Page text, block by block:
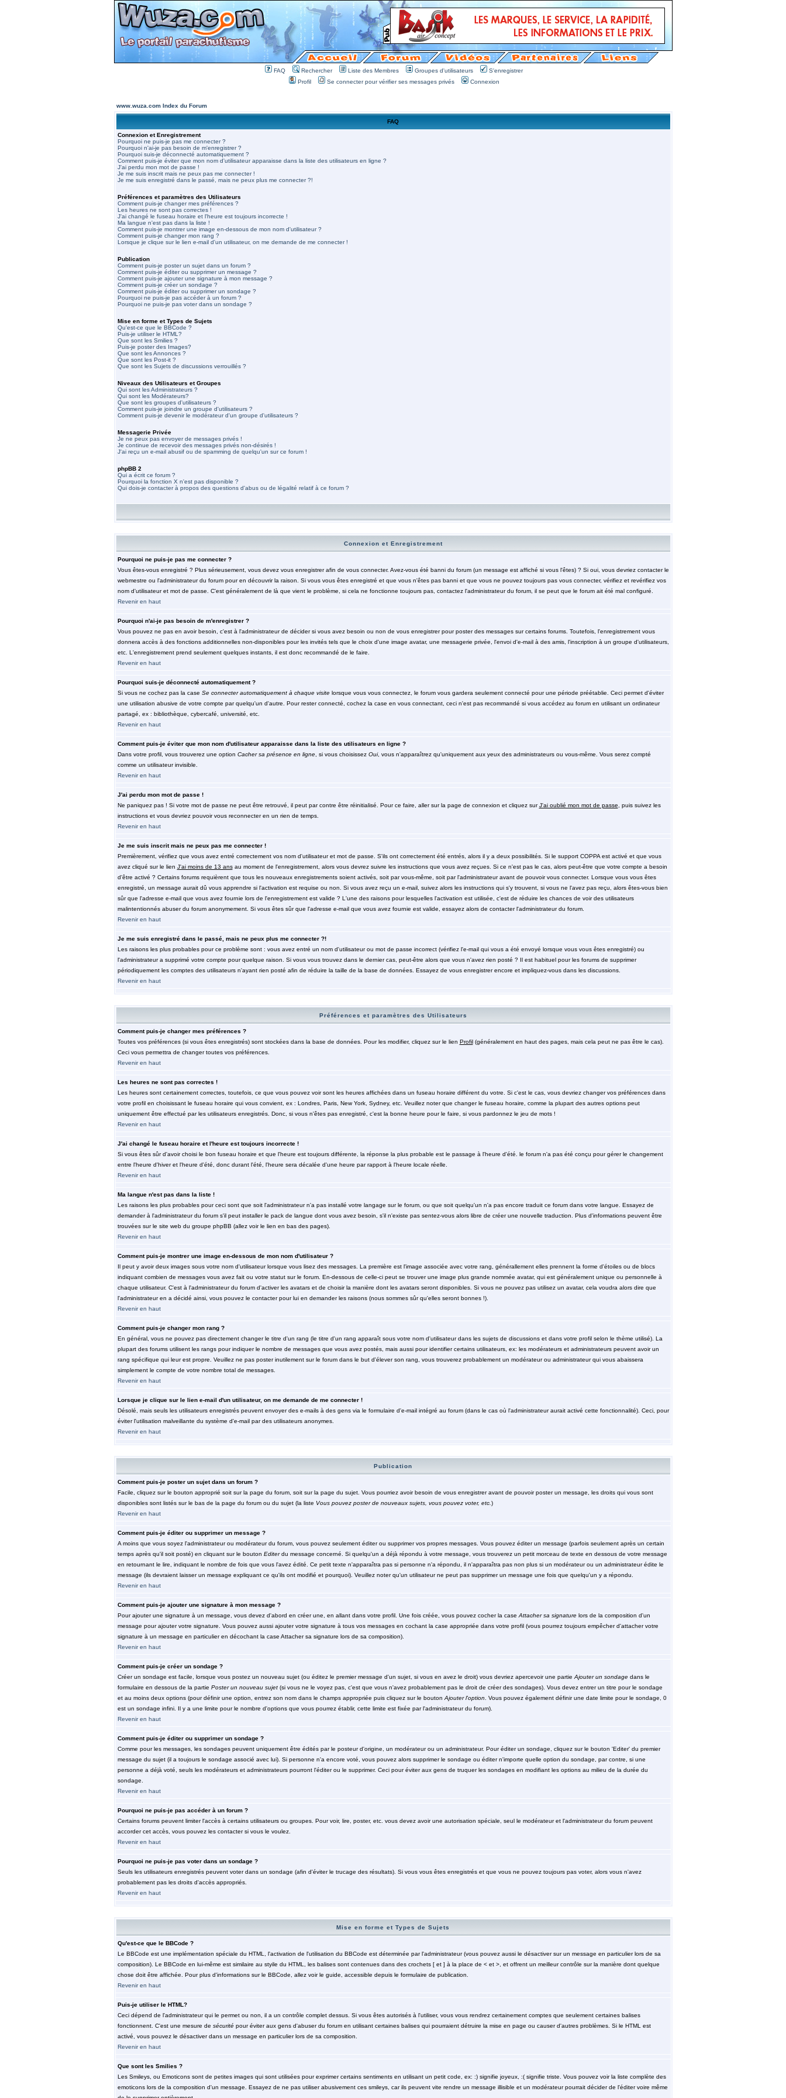
FAQ Rechercher Liste des Membres Groupes d'utilisateurs
S'enregistrer
Profil
Se connecter pour vérifier ses messages privés Connexion
www.wuza.com Index du Forum
FAQ
Connexion et Enregistrement
Pourquoi ne puis-je pas me connecter ?
Pourquoi n'ai-je pas besoin de m'enregistrer ?
Pourquoi suis-je déconnecté automatiquement ?
Comment puis-je éviter que mon nom d'utilisateur apparaisse dans la liste des utilisateurs en ligne ?
J'ai perdu mon mot de passe !
Je me suis inscrit mais ne peux pas me connecter !
Je me suis enregistré dans le passé, mais ne peux plus me connecter ?!
Préférences et paramètres des Utilisateurs
Comment puis-je changer mes préférences ?
Les heures ne sont pas correctes !
J'ai changé le fuseau horaire et l'heure est toujours incorrecte !
Ma langue n'est pas dans la liste !
Comment puis-je montrer une image en-dessous de mon nom d'utilisateur ?
Comment puis-je changer mon rang ?
Lorsque je clique sur le lien e-mail d'un utilisateur, on me demande de me connecter !
Publication
Comment puis-je poster un sujet dans un forum ?
Comment puis-je éditer ou supprimer un message ?
Comment puis-je ajouter une signature à mon message ?
Comment puis-je créer un sondage ?
Comment puis-je éditer ou supprimer un sondage ?
Pourquoi ne puis-je pas accéder à un forum ?
Pourquoi ne puis-je pas voter dans un sondage ?
Mise en forme et Types de Sujets
Qu'est-ce que le BBCode ?
Puis-je utiliser le HTML?
Que sont les Smilies ?
Puis-je poster des Images?
Que sont les Annonces ?
Que sont les Post-it ?
Que sont les Sujets de discussions verrouillés ?
Niveaux des Utilisateurs et Groupes
Qui sont les Administrateurs ?
Qui sont les Modérateurs?
Que sont les groupes d'utilisateurs ?
Comment puis-je joindre un groupe d'utilisateurs ?
Comment puis-je devenir le modérateur d'un groupe d'utilisateurs ?
Messagerie Privée
Je ne peux pas envoyer de messages privés !
Je continue de recevoir des messages privés non-désirés !
J'ai reçu un e-mail abusif ou de spamming de quelqu'un sur ce forum !
phpBB 2
Qui a écrit ce forum ?
Pourquoi la fonction X n'est pas disponible ?
Qui dois-je contacter à propos des questions d'abus ou de légalité relatif à ce forum ?
Connexion et Enregistrement
Pourquoi ne puis-je pas me connecter ?
Vous êtes-vous enregistré ? Plus sérieusement, vous devez vous enregistrer afin de vous connecter. Avez-vous été banni du forum (un message est affiché si vous l'êtes) ? Si oui, vous devriez contacter le
webmestre ou l'administrateur du forum pour en découvrir la raison. Si vous vous êtes enregistré et que vous n'êtes pas banni et que vous ne pouvez toujours pas vous connecter, vérifiez et revérifiez vos
nom d'utilisateur et mot de passe. C'est généralement de là que vient le problème, si cela ne fonctionne toujours pas, contactez l'administrateur du forum, il se peut que le forum ait été mal configuré.
Revenir en haut
Pourquoi n'ai-je pas besoin de m'enregistrer ?
Vous pouvez ne pas en avoir besoin, c'est à l'administrateur de décider si vous avez besoin ou non de vous enregistrer pour poster des messages sur certains forums. Toutefois, l'enregistrement vous
donnera accès à des fonctions additionnelles non-disponibles pour les invités tels que le choix d'une image avatar, une messagerie privée, l'envoi d'e-mail à des amis, l'inscription à un groupe d'utilisateurs,
etc. L'enregistrement prend seulement quelques instants, il est donc recommandé de le faire.
Revenir en haut
Pourquoi suis-je déconnecté automatiquement ?
Si vous ne cochez pas la case Se connecter automatiquement à chaque visitelorsque vous vous connectez, le forum vous gardera seulement connecté pour une période préétablie. Ceci permet d'éviter
une utilisation abusive de votre compte par quelqu'un d'autre. Pour rester connecté, cochez la case en vous connectant, ceci n'est pas recommandé si vous accédez au forum en utilisant un ordinateur
partagé, ex : bibliothèque, cybercafé, université, etc.
Revenir en haut
Comment puis-je éviter que mon nom d'utilisateur apparaisse dans la liste des utilisateurs en ligne ?
Dans votre profil, vous trouverez une option Cacher sa présence en ligne, si vous choisissez Oui, vous n'apparaîtrez qu'uniquement aux yeux des administrateurs ou vous-même. Vous serez compté
comme un utilisateur invisible.
Revenir en haut
J'ai perdu mon mot de passe !
Ne paniquez pas ! Si votre mot de passe ne peut être retrouvé, il peut par contre être réinitialisé. Pour ce faire, aller sur la page de connexion et cliquez surJ'ai oublié mon mot de passe , puis suivez les
instructions et vous devriez pouvoir vous reconnecter en un rien de temps.
Revenir en haut
Je me suis inscrit mais ne peux pas me connecter !
Premièrement, vérifiez que vous avez entré correctement vos nom d'utilisateur et mot de passe. S'ils ont correctement été entrés, alors il y a deux possibilités. Si le support COPPA est activé et que vous
avez cliqué sur le lien J'ai moins de 13 ansau moment de l'enregistrement, alors vous devrez suivre les instructions que vous avez reçues. Si ce n'est pas le cas, alors peut-être que votre compte a besoin
d'être activé ? Certains forums requièrent que tous les nouveaux enregistrements soient activés, soit par vous-même, soit par l'administrateur avant de pouvoir vous connecter. Lorsque vous vous êtes
enregistré, un message aurait dû vous apprendre si l'activation est requise ou non. Si vous avez reçu un e-mail, suivez alors les instructions qui s'y trouvent, si vous ne l'avez pas reçu, alors êtes-vous bien
sûr que l'adresse e-mail que vous avez fournie lors de l'enregistrement est valide ? L'une des raisons pour lesquelles l'activation est utilisée, c'est de réduire les chances de voir des utilisateurs
malintentionnés abuser du forum anonymement. Si vous êtes sûr que l'adresse e-mail que vous avez fournie est valide, essayez alors de contacter l'administrateur du forum.
Revenir en haut
Je me suis enregistré dans le passé, mais ne peux plus me connecter ?!
Les raisons les plus probables pour ce problème sont : vous avez entré un nom d'utilisateur ou mot de passe incorrect (vérifiez l'e-mail qui vous a été envoyé lorsque vous vous êtes enregistré) ou
l'administrateur a supprimé votre compte pour quelque raison. Si vous vous trouvez dans le dernier cas, peut-être alors que vous n'avez rien posté ? Il est habituel pour les forums de supprimer
périodiquement les comptes des utilisateurs n'ayant rien posté afin de réduire la taille de la base de données. Essayez de vous enregistrer encore et impliquez-vous dans les discussions.
Revenir en haut
Préférences et paramètres des Utilisateurs
Comment puis-je changer mes préférences ?
Toutes vos préférences (si vous êtes enregistrés) sont stockées dans la base de données. Pour les modifier, cliquez sur le lien Profil(généralement en haut des pages, mais cela peut ne pas être le cas).
Ceci vous permettra de changer toutes vos préférences.
Revenir en haut
Les heures ne sont pas correctes !
Les heures sont certainement correctes, toutefois, ce que vous pouvez voir sont les heures affichées dans un fuseau horaire différent du votre. Si c'est le cas, vous devriez changer vos préférences dans
votre profil en choisissant le fuseau horaire qui vous convient, ex : Londres, Paris, New York, Sydney, etc. Veuillez noter que changer le fuseau horaire, comme la plupart des autres options peut
uniquement être effectué par les utilisateurs enregistrés. Donc, si vous n'êtes pas enregistré, c'est la bonne heure pour le faire, si vous pardonnez le jeu de mots !
Revenir en haut
J'ai changé le fuseau horaire et l'heure est toujours incorrecte !
Si vous êtes sûr d'avoir choisi le bon fuseau horaire et que l'heure est toujours différente, la réponse la plus probable est le passage à l'heure d'été. le forum n'a pas été conçu pour gérer le changement
entre l'heure d'hiver et l'heure d'été, donc durant l'été, l'heure sera décalée d'une heure par rapport à l'heure locale réelle.
Revenir en haut
Ma langue n'est pas dans la liste !
Les raisons les plus probables pour ceci sont que soit l'administrateur n'a pas installé votre langage sur le forum, ou que soit quelqu'un n'a pas encore traduit ce forum dans votre langue. Essayez de
demander à l'administrateur du forum s'il peut installer le pack de langue dont vous avez besoin, s'il n'existe pas sentez-vous alors libre de créer une nouvelle traduction. Plus d'informations peuvent être
trouvées sur le site web du groupe phpBB (allez voir le lien en bas des pages).
Revenir en haut
Comment puis-je montrer une image en-dessous de mon nom d'utilisateur ?
Il peut y avoir deux images sous votre nom d'utilisateur lorsque vous lisez des messages. La première est l'image associée avec votre rang, générallement elles prennent la forme d'étoiles ou de blocs
indiquant combien de messages vous avez fait ou votre statut sur le forum. En-dessous de celle-ci peut se trouver une image plus grande nommée avatar, qui est généralement unique ou personnelle à
chaque utilisateur. C'est à l'administrateur du forum d'activer les avatars et de choisir la manière dont les avatars seront disponibles. Si vous ne pouvez pas utilisez un avatar, cela voudra alors dire que
l'administrateur en a décidé ainsi, vous pouvez le contacter pour lui en demander les raisons (nous sommes sûr qu'elles seront bonnes !).
Revenir en haut
Comment puis-je changer mon rang ?
En général, vous ne pouvez pas directement changer le titre d'un rang (le titre d'un rang apparaît sous votre nom d'utilisateur dans les sujets de discussions et dans votre profil selon le thème utilisé). La
plupart des forums utilisent les rangs pour indiquer le nombre de messages que vous avez postés, mais aussi pour identifier certains utilisateurs, ex: les modérateurs et administrateurs peuvent avoir un
rang spécifique qui leur est propre. Veuillez ne pas poster inutilement sur le forum dans le but d'élever son rang, vous trouverez probablement un modérateur ou administrateur qui vous abaissera
simplement le compte de votre nombre total de messages.
Revenir en haut
Lorsque je clique sur le lien e-mail d'un utilisateur, on me demande de me connecter !
Désolé, mais seuls les utilisateurs enregistrés peuvent envoyer des e-mails à des gens via le formulaire d'e-mail intégré au forum (dans le cas où l'administrateur aurait activé cette fonctionnalité). Ceci, pour
éviter l'utilisation malveillante du système d'e-mail par des utilisateurs anonymes.
Revenir en haut
Publication
Comment puis-je poster un sujet dans un forum ?
Facile, cliquez sur le bouton approprié soit sur la page du forum, soit sur la page du sujet. Vous pourriez avoir besoin de vous enregistrer avant de pouvoir poster un message, les droits qui vous sont
disponibles sont listés sur le bas de la page du forum ou du sujet (la liste Vous pouvez poster de nouveaux sujets, vous pouvez voter, etc. )
Revenir en haut
Comment puis-je éditer ou supprimer un message ?
A moins que vous soyez l'administrateur ou modérateur du forum, vous pouvez seulement éditer ou supprimer vos propres messages. Vous pouvez éditer un message (parfois seulement après un certain
temps après qu'il soit posté) en cliquant sur le bouton Editerdu message concerné. Si quelqu'un a déjà répondu à votre message, vous trouverez un petit morceau de texte en dessous de votre message
en retournant le lire, indiquant le nombre de fois que vous l'avez édité. Ce petit texte n'apparaîtra pas si personne n'a répondu, il n'apparaîtra pas non plus si un modérateur ou un administrateur édite le
message (ils devraient laisser un message expliquant ce qu'ils ont modifié et pourquoi). Veuillez noter qu'un utilisateur ne peut pas supprimer un message une fois que quelqu'un y a répondu.
Revenir en haut
Comment puis-je ajouter une signature à mon message ?
Pour ajouter une signature à un message, vous devez d'abord en créer une, en allant dans votre profil. Une fois créée, vous pouvez cocher la case Attacher sa signaturelors de la composition d'un
message pour ajouter votre signature. Vous pouvez aussi ajouter votre signature à tous vos messages en cochant la case appropriée dans votre profil (vous pourrez toujours empêcher d'attacher votre
signature à un message en particulier en décochant la case Attacher sa signature lors de sa composition).
Revenir en haut
Comment puis-je créer un sondage ?
Créer un sondage est facile, lorsque vous postez un nouveau sujet (ou éditez le premier message d'un sujet, si vous en avez le droit) vous devriez apercevoir une partie Ajouter un sondagedans le
formulaire en dessous de la partie Poster un nouveau sujet(si vous ne le voyez pas, c'est que vous n'avez probablement pas le droit de créer des sondages). Vous devez entrer un titre pour le sondage
et au moins deux options (pour définir une option, entrez son nom dans le champs appropriée puis cliquez sur le bouton Ajouter l'option . Vous pouvez également définir une date limite pour le sondage, 0
est un sondage infini. Il y a une limite pour le nombre d'options que vous pourrez établir, cette limite est fixée par l'administrateur du forum).
Revenir en haut
Comment puis-je éditer ou supprimer un sondage ?
Comme pour les messages, les sondages peuvent uniquement être édités par le posteur d'origine, un modérateur ou un administrateur. Pour éditer un sondage, cliquez sur le bouton 'Editer' du premier
message du sujet (il a toujours le sondage associé avec lui). Si personne n'a encore voté, vous pouvez alors supprimer le sondage ou éditer n'importe quelle option du sondage, par contre, si une
personne a déjà voté, seuls les modérateurs et administrateurs pourront l'éditer ou le supprimer. Ceci pour éviter aux gens de truquer les sondages en modifiant les options au milieu de la durée du
sondage.
Revenir en haut
Pourquoi ne puis-je pas accéder à un forum ?
Certains forums peuvent limiter l'accès à certains utilisateurs ou groupes. Pour voir, lire, poster, etc. vous devez avoir une autorisation spéciale, seul le modérateur et l'administrateur du forum peuvent
accorder cet accès, vous pouvez les contacter si vous le voulez.
Revenir en haut
Pourquoi ne puis-je pas voter dans un sondage ?
Seuls les utilisateurs enregistrés peuvent voter dans un sondage (afin d'éviter le trucage des résultats). Si vous vous êtes enregistrés et que vous ne pouvez toujours pas voter, alors vous n'avez
probablement pas les droits d'accès appropriés.
Revenir en haut
Mise en forme et Types de Sujets
Qu'est-ce que le BBCode ?
Le BBCode est une implémentation spéciale du HTML, l'activation de l'utilisation du BBCode est déterminée par l'administrateur (vous pouvez aussi le désactiver sur un message en particulier lors de sa
composition). Le BBCode en lui-même est similaire au styile du HTML, les balises sont contenues dans des crochets [ et ] à la place de < et >, et offrent un meilleur contrôle sur la manière dont quelque
chose doit être affichée. Pour plus d'informations sur le BBCode, allez voir le guide, accessible depuis le formulaire de publication.
Revenir en haut
Puis-je utiliser le HTML?
Ceci dépend de l'administrateur qui le permet ou non, il a un contrôle complet dessus. Si vous êtes autorisés à l'utiliser, vous vous rendrez certainement comptes que seulement certaines balises
fonctionnent. C'est une mesure de sécuritépour éviter aux gens d'abuser du forum en utilisant certaines balises qui pourraient détruire la mise en page ou causer d'autres problèmes. Si le HTML est
activé, vous pouvez le désactiver dans un message en particulier lors de sa composition.
Revenir en haut
Que sont les Smilies ?
Les Smileys, ou Emoticons sont de petites images qui sont utilisées pour exprimer certains sentiments en utilisant un petit code, ex: :) signifie joyeux, :( signifie triste. Vous pouvez voir la liste complète des
emoticons lors de la composition d'un message. Essayez de ne pas utiliser abusivement ces smileys, car ils peuvent vite rendre un message illisible et un modérateur pourrait décider de l'éditer voire même